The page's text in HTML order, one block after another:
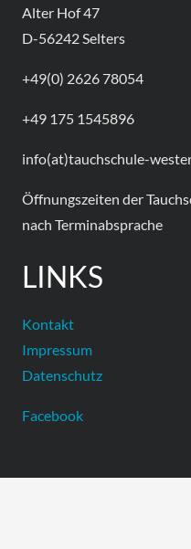
Alter Hof 47
D-56242 Selters
+49(0) 2626 78054
+49 175 1545896
info(at)tauchschule-
Öffnungszeiten der
nach Terminabsprache
LINKS
Kontakt
Impressum
Datenschutz
Facebook